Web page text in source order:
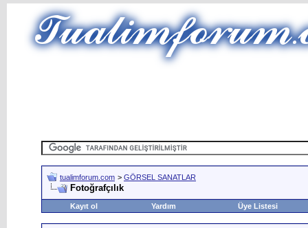
tualimforum.com > GÖRSEL SANATLAR
Fotoğrafçılık
Kayıt ol Yardım Üye Listesi